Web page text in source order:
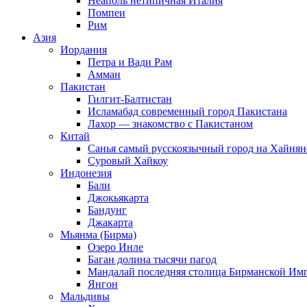
Помпеи
Рим
Азия
Иордания
Петра и Вади Рам
Амман
Пакистан
Гилгит-Балтистан
Исламабад современный город Пакистана
Лахор — знакомство с Пакистаном
Китай
Санья самый русскоязычный город на
Суровый Хайкоу
Индонезия
Бали
Джокьякарта
Бандунг
Джакарта
Мьянма (Бирма)
Озеро Инле
Баган долина тысячи пагод
Мандалай последняя столица Бирманской
Янгон
Мальдивы